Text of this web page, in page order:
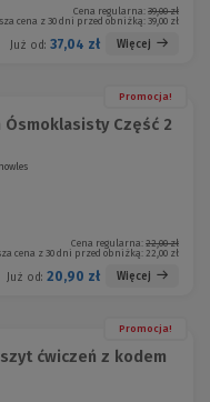
Cena regularna: 39,00 zł
cena z 30 dni przed obniżką:39,00 zł
Już od: 37,04 zł Więcej
Promocja!
Część 2
Cena regularna: 22,00 zł
cena z 30 dni przed obniżką:22,00 zł
Już od: 20,90 zł Więcej
Promocja!
ćwiczeń z kodem